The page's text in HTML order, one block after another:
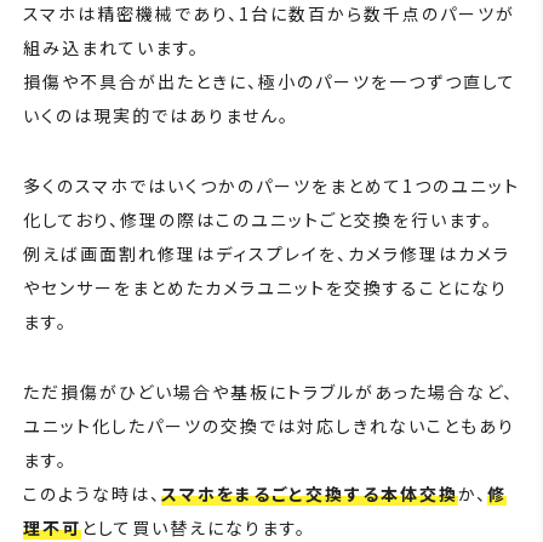
スマホは精密機械であり、1台に数百から数千点のパーツが
組み込まれています。
損傷や不具合が出たときに、極小のパーツを一つずつ直して
いくのは現実的ではありません。
多くのスマホではいくつかのパーツをまとめて1つのユニット
化しており、修理の際はこのユニットごと交換を行います。
例えば画面割れ修理はディスプレイを、カメラ修理はカメラ
やセンサーをまとめたカメラユニットを交換することになり
ます。
ただ損傷がひどい場合や基板にトラブルがあった場合など、
ユニット化したパーツの交換では対応しきれないこともあり
ます。
このような時は、 スマホをまるごと交換する本体交換か、 修
理不可として買い替えになります。